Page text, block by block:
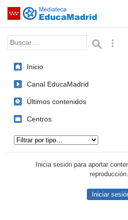
Saltar navegación
Palabra o frase:
Inicio
Canal EducaMadrid
Últimos contenidos
Centros
Inicia sesión para aportar
Iniciar